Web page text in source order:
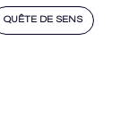
QUÊTE DE SENS